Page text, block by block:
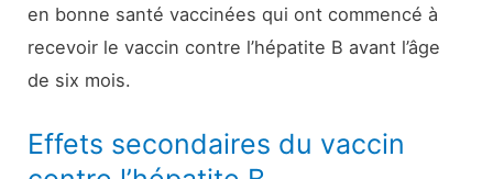
en bonne santé vaccinées qui ont commencé à
recevoir le vaccin contre l’hépatite B avant l’âge
de six mois.
Effets secondaires du vaccin